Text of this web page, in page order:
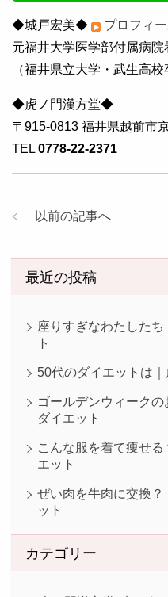
◆城戸宏美◆
プロフィ
元福井大学医学部付属病
（福井県立大学・武生高校
◆虎ノ門漢方堂◆
〒915-0813 福井県越前市
TEL 0778-22-2371
以前の記事へ
最近の投稿
座りすぎなわたした
ト
50代のダイエットは
ゴールデンウィーク
ダイエット
こんな服を着て痩せ
エット
ぜい肉を牛肉に交換
ット
カテゴリー